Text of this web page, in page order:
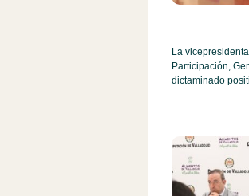
La
Participación,
dictaminado